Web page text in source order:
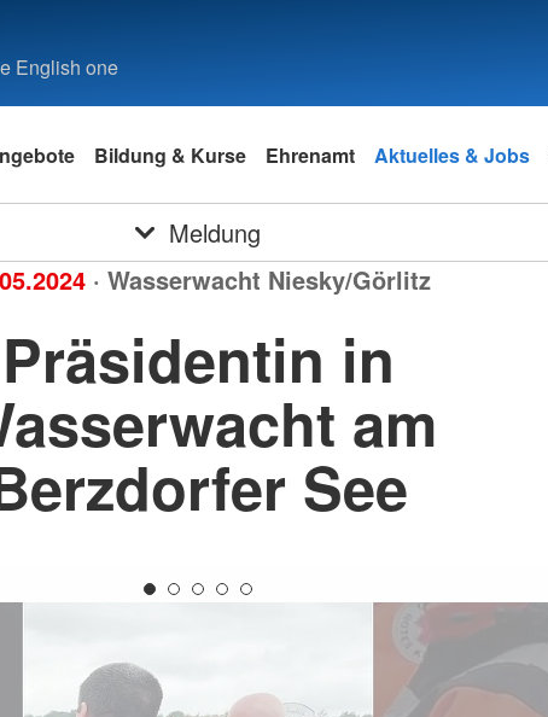
English one
Bildung & Kurse Ehrenamt Aktuelles & Jobs
Meldung
· Wasserwacht Niesky/Görlitz
Präsidentin in
am
See